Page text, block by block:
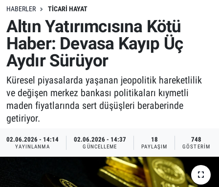
HABERLER TICARI HAYAT
Altın Yatırımcısına Kötü
Haber: Devasa Kayıp Üç
Aydır Sürüyor
Küresel piyasalarda yaşanan jeopolitik hareketlilik
ve değişen merkez bankası politikaları kıymetli
maden fiyatlarında sert düşüşleri beraberinde
getiriyor.
02.06.2026 - 14:14
YAYINLANMA
02.06.2026 - 14:37
GÜNCELLEME
18
PAYLAŞIM
748
GÖSTERIM